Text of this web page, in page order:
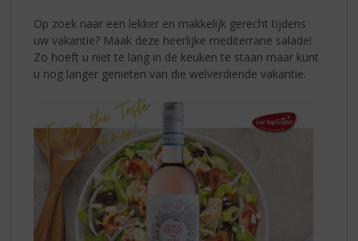
Op zoek naar een lekker en makkelijk gerecht tijdens
uw vakantie? Maak deze heerlijke mediterrane salade!
Zo hoeft u niet te lang in de keuken te staan maar kunt
u nog langer genieten van die welverdiende vakantie.